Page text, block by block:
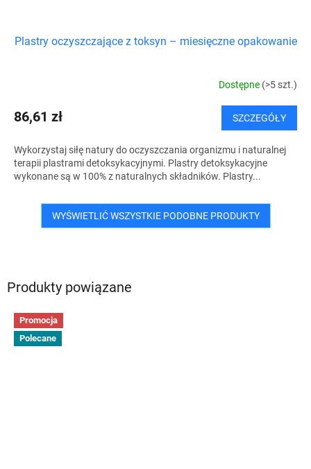
Produkty powiązane
Promocja
Polecane
Plastry oczyszczające z toksyn – miesięczne opakowanie
Dostępne (>5 szt.)
86,61 zł SZCZEGÓŁY
Wykorzystaj siłę natury do oczyszczania organizmu i naturalnej
terapii plastrami detoksykacyjnymi. Plastry detoksykacyjne
wykonane są w 100% z naturalnych składników. Plastry...
WYŚWIETLIĆ WSZYSTKIE PODOBNE PRODUKTY